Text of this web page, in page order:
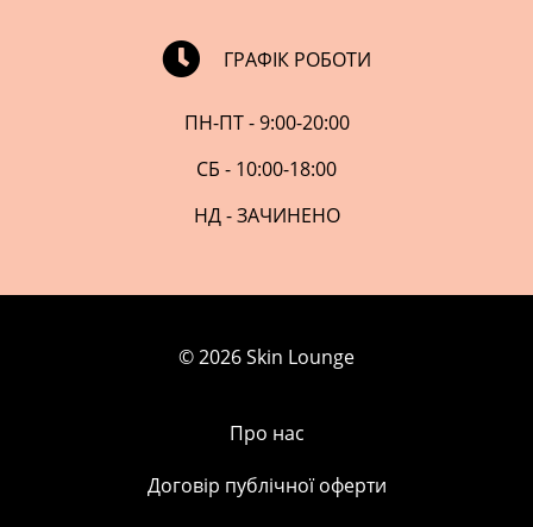
ГРАФІК РОБОТИ
ПН-ПТ - 9:00-20:00
СБ - 10:00-18:00
НД - ЗАЧИНЕНО
© 2026 Skin Lounge
Про нас
Договір публічної оферти